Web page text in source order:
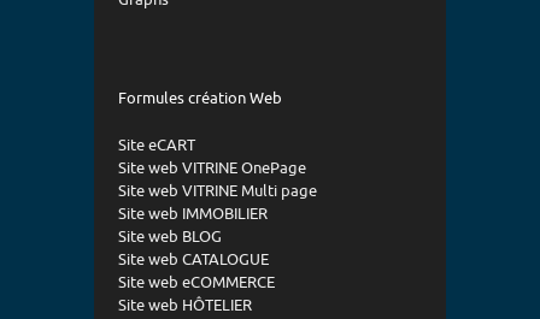
Formules création Web
Site eCART
Site web VITRINE OnePage
Site web VITRINE Multi page
Site web IMMOBILIER
Site web BLOG
Site web CATALOGUE
Site web eCOMMERCE
Site web HÔTELIER